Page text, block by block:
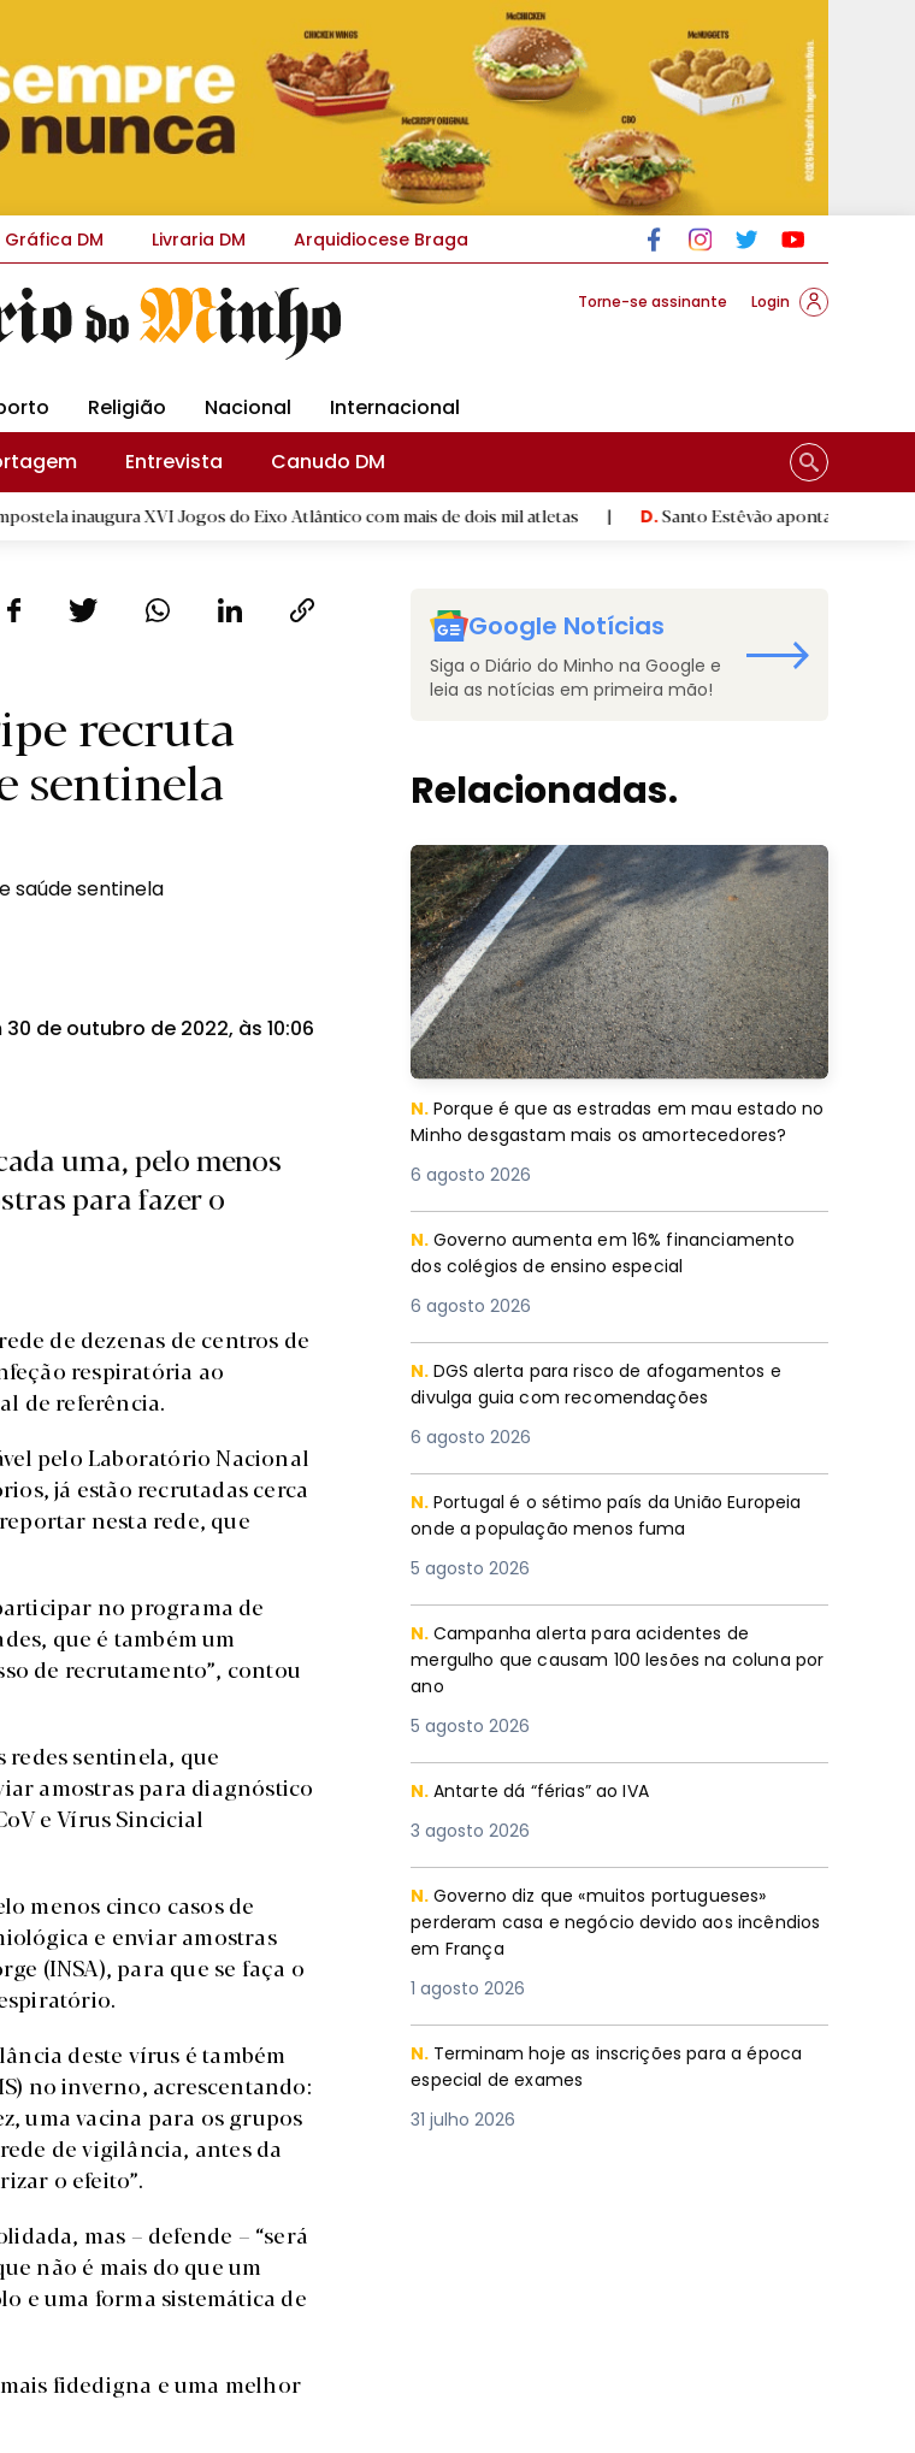
Gráfica DM Livraria DM Arquidiocese Braga
Torne-se assinante Login
Religião Nacional
Internacional
Entrevista
Canudo DM
XVI Jogos do Eixo Atlântico com mais de dois mil atletas | D.Santo Estêvão aponta aos lugares cimeiros
recruta
sentinela
de outubro de 2022, às 10:06
uma, pelo menos
para fazer o
de dezenas de centros de
respiratória ao
de referência.
pelo Laboratório Nacional
já estão recrutadas cerca
nesta rede, que
no programa de
que é também um
de recrutamento”, contou
sentinela, que
amostras para diagnóstico
e Vírus Sincicial
menos cinco casos de
e enviar amostras
(INSA), para que se faça o
deste vírus é também
no inverno, acrescentando:
uma vacina para os grupos
de vigilância, antes da
o efeito”.
mas – defende – “será
não é mais do que um
e uma forma sistemática de
fidedigna e uma melhor
Google Notícias
Siga o Diário do Minho na Google e
leia as notícias em primeira mão!
Relacionadas.
N. Porque é que as estradas em mau estado no
Minho desgastam mais os amortecedores?
6 agosto 2026
N. Governo aumenta em 16% financiamento
dos colégios de ensino especial
6 agosto 2026
N. DGS alerta para risco de afogamentos e
divulga guia com recomendações
6 agosto 2026
N. Portugal é o sétimo país da União Europeia
onde a população menos fuma
5 agosto 2026
N. Campanha alerta para acidentes de
mergulho que causam 100 lesões na coluna por
ano
5 agosto 2026
N. Antarte dá “férias” ao IVA
3 agosto 2026
N. Governo diz que «muitos portugueses»
perderam casa e negócio devido aos incêndios
em França
1 agosto 2026
N. Terminam hoje as inscrições para a época
especial de exames
31 julho 2026